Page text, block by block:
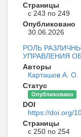
Страницы
с 243 по 249
Опубликовано
30.06.2026
РОЛЬ
УПРАВЛЕНИЯ
Авторы
Карташов А. О.
Статус
Опубликовано
DOI
https://doi.org/
Страницы
с 250 по 254